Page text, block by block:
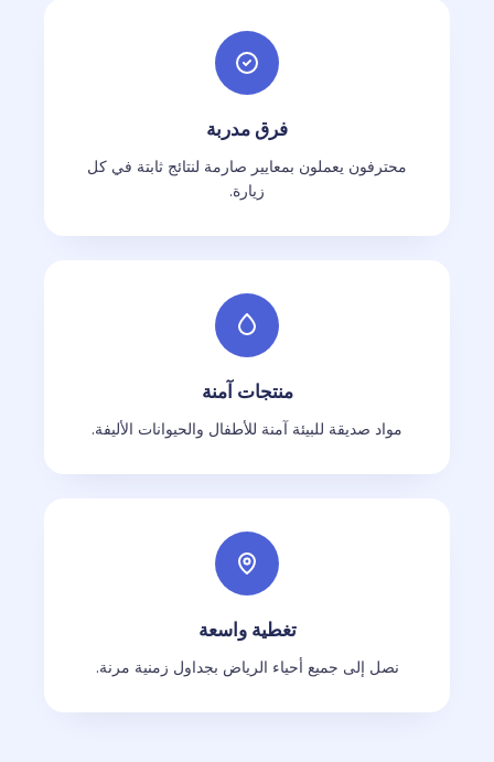
فرق مدربة
محترفون يعملون بمعايير صارمة لنتائج ثابتة في كل
زيارة.
منتجات آمنة
مواد صديقة للبيئة آمنة للأطفال والحيوانات الأليفة.
تغطية واسعة
نصل إلى جميع أحياء الرياض بجداول زمنية مرنة.